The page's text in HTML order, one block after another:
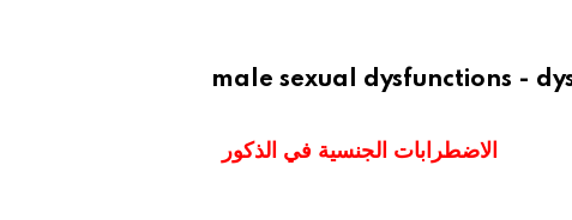
male sexual dysfunctions -
الاضطرابات الجنسية في الذكور